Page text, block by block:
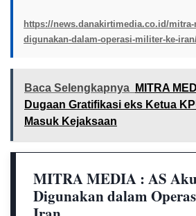
https://news.danakirtimedia.co.id/
digunakan-dalam-operasi-militer-ke-
Baca Selengkapnya
MITRA
Dugaan Gratifikasi eks Ketua
Masuk Kejaksaan
MITRA MEDIA : AS
Digunakan dalam